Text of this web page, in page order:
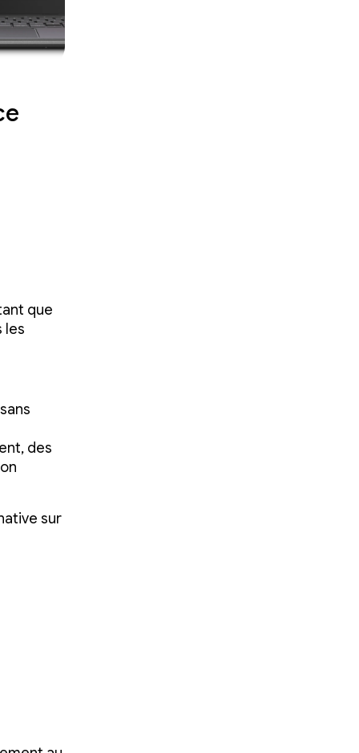
que
les
des
sur